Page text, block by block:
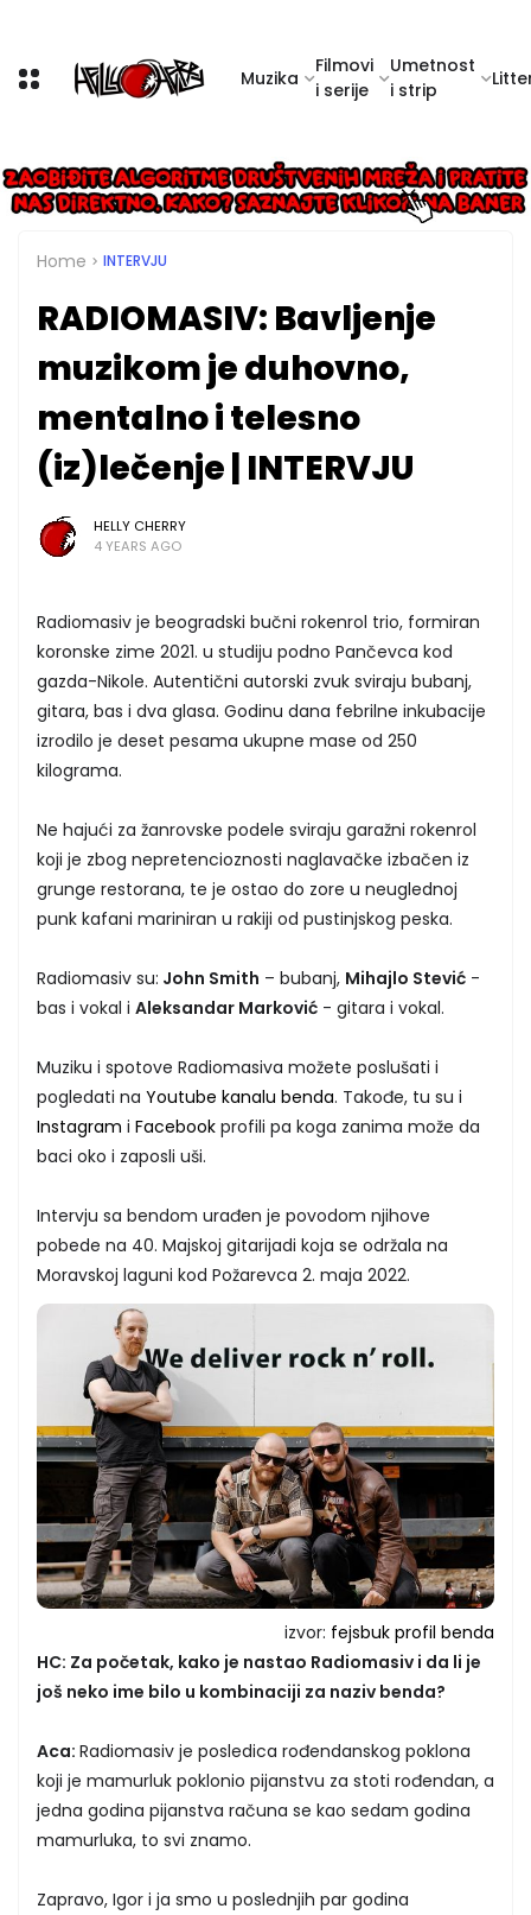
Muzika
Filmovi
i serije
Umetnost
i strip
Home INTERVJU
RADIOMASIV: Bavljenje
muzikom je duhovno,
mentalno i telesno
(iz)lečenje | INTERVJU
HELLY CHERRY
4 YEARS AGO
Radiomasiv je beogradski bučni rokenrol trio, formiran
koronske zime 2021. u studiju podno Pančevca kod
gazda-Nikole. Autentični autorski zvuk sviraju bubanj,
gitara, bas i dva glasa. Godinu dana febrilne inkubacije
izrodilo je deset pesama ukupne mase od 250
kilograma.
Ne hajući za žanrovske podele sviraju garažni rokenrol
koji je zbog nepretencioznosti naglavačke izbačen iz
grunge restorana, te je ostao do zore u neuglednoj
punk kafani mariniran u rakiji od pustinjskog peska.
Radiomasiv su: John Smith – bubanj, Mihajlo Stević -
bas i vokal i Aleksandar Marković - gitara i vokal.
Muziku i spotove Radiomasiva možete poslušati i
pogledati na Youtube kanalu benda. Takođe, tu su i
Instagram i Facebook profili pa koga zanima može da
baci oko i zaposli uši.
Intervju sa bendom urađen je povodom njihove
pobede na 40. Majskoj gitarijadi koja se održala na
Moravskoj laguni kod Požarevca 2. maja 2022.
izvor: fejsbuk profil benda
HC: Za početak, kako je nastao Radiomasiv i da li je
još neko ime bilo u kombinaciji za naziv benda?
Aca: Radiomasiv je posledica rođendanskog poklona
koji je mamurluk poklonio pijanstvu za stoti rođendan, a
jedna godina pijanstva računa se kao sedam godina
mamurluka, to svi znamo.
Zapravo, Igor i ja smo u poslednjih par godina